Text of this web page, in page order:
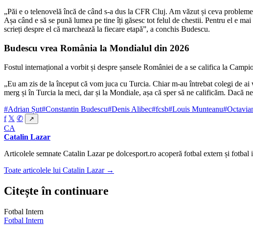
„Păi e o telenovelă încă de când s-a dus la CFR Cluj. Am văzut și ceva
Așa când e să se pună lumea pe tine îți găsesc tot felul de chestii. Pentru el e
scrieți despre el că marchează la fiecare etapă”, a conchis Budescu.
Budescu vrea România la Mondialul din 2026
Fostul internațional a vorbit și despre șansele României de a se califica la
„Eu am zis de la început că vom juca cu Turcia. Chiar m-au întrebat colegi de
merg și în Turcia la meci, dar și la Mondiale, așa că sper să ne calificăm. Dacă
#Adrian Șut#Constantin Budescu#Denis Alibec#fcsb#Louis Munteanu
f 𝕏 ✆ ↗
CA
Catalin Lazar
Articolele semnate Catalin Lazar pe dolcesport.ro acoperă fotbal extern și fotbal
Toate articolele lui Catalin Lazar →
Citește în continuare
Fotbal Intern
Fotbal Intern